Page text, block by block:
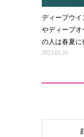
ディープウイ
やディープオ
の人は春夏に
2023.05.26